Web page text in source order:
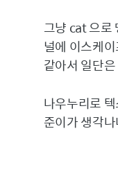
그냥 cat 으로
널에 이스케
같아서 일단
나우누리로
준이가 생각